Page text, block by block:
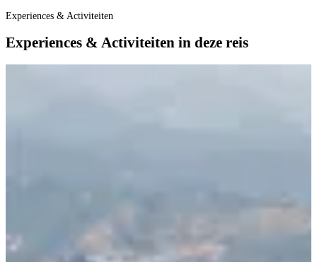
Experiences & Activiteiten
Experiences & Activiteiten in deze reis